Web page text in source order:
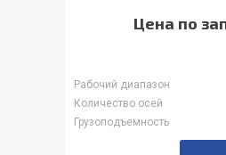
Цена по
Рабочий диапазон
Количество осей
Грузоподъемность